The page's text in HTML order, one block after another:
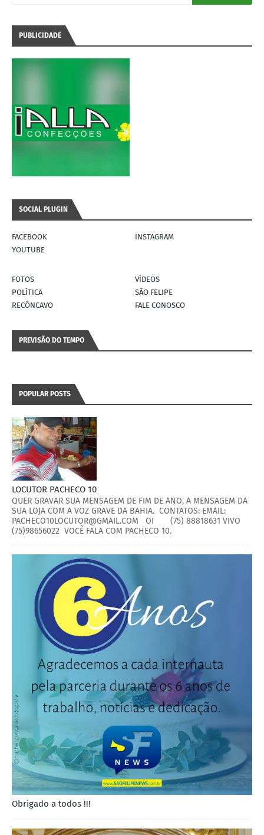
PUBLICIDADE
SOCIAL PLUGIN
FACEBOOK
INSTAGRAM
YOUTUBE
FOTOS
VÍDEOS
POLÍTICA
SÃO FELIPE
RECÔNCAVO
FALE CONOSCO
PREVISÃO DO TEMPO
POPULAR POSTS
LOCUTOR PACHECO 10
QUER GRAVAR SUA MENSAGEM DE FIM DE ANO, A MENSAGEM DA
SUA LOJA COM A VOZ GRAVE DA BAHIA. CONTATOS: EMAIL:
PACHECO10LOCUTOR@GMAIL.COM OI (75) 88818631 VIVO
(75)98656022 VOCÊ FALA COM PACHECO 10.
Obrigado a todos !!!